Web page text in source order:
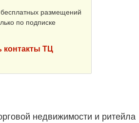
размещений
по подписке
контакты ТЦ
недвижимости и ритейла